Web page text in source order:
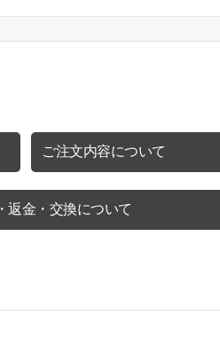
ご注文内容について
返金・交換について